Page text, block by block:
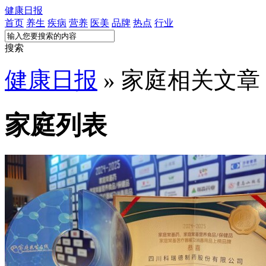
健康日报
首页 养生 疾病 营养 医美 品牌 热点 行业
搜索
健康日报 » 家庭相关文章
家庭列表